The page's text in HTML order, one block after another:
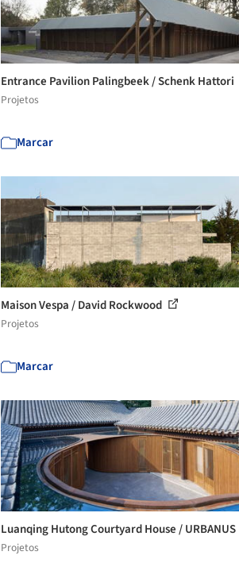
Entrance Pavilion Palingbeek / Schenk Hattori
Projetos
Marcar
Maison Vespa / David Rockwood
Projetos
Marcar
Luanqing Hutong Courtyard House / URBANUS
Projetos